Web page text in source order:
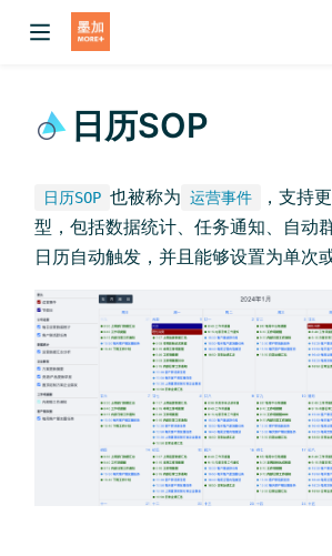
日历SOP
日历SOP 也被称为 运营事件
，支持
型，包括数据统计、任务通知、自动
日历自动触发，并且能够设置为单次